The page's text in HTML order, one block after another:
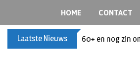
HOME CONTACT
Laatste Nieuws 60+ en nog zin